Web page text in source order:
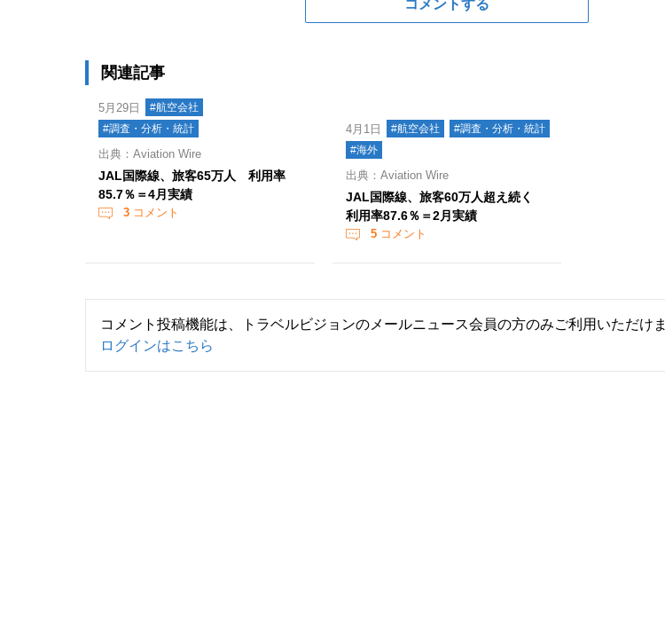
コメントする
関連記事
5月29日
#航空会社
#調査・分析・統計
出典：Aviation Wire
JAL国際線、旅客65万人 利用率
85.7％＝4月実績
3 コメント
4月1日 #航空会社
#調査・分析・統計
#海外
出典：Aviation Wire
JAL国際線、旅客60万人超え続く
利用率87.6％＝2月実績
5コメント
コメント投稿機能は、トラベルビジョンのメールニュース会員の方のみご利用いただけま
ログインはこちら